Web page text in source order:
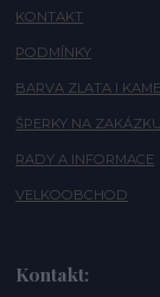
KONTAKT
PODMÍNKY
BARVA ZLATA I
ŠPERKY NA ZAKÁZKU
RADY A INFORMACE
VELKOOBCHOD
Kontakt: